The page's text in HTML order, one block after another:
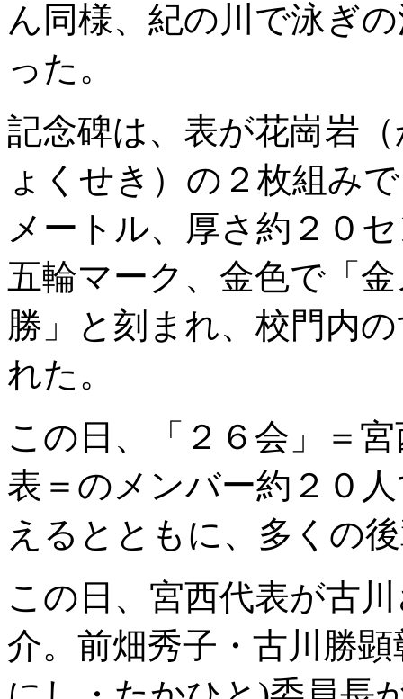
ん同様、紀の川で泳ぎ
った。
記念碑は、表が花崗岩
ょくせき）の２枚組み
メートル、厚さ約２０
五輪マーク、金色で「
勝」と刻まれ、校門内
れた。
この日、「２６会」＝
表＝のメンバー約２０
えるとともに、多くの
この日、宮西代表が古
介。前畑秀子・古川勝